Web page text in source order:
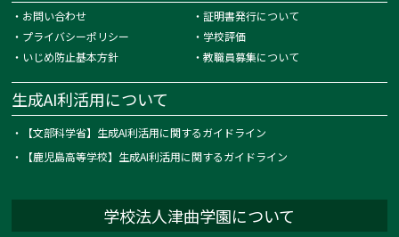
・ お問い合わせ ・ 証明書発行について
・ プライバシーポリシー ・ 学校評価
・ いじめ防止基本方針 ・ 教職員募集について
生成AI利活用について
・
【文部科学省】生成AI利活用に関するガイドライン
・
【鹿児島高等学校】生成AI利活用に関するガイドライン
学校法人津曲学園について